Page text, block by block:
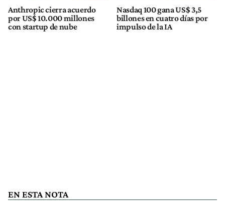
Anthropic cierra acuerdo
por US$ 10.000 millones
con startup de nube
Nasdaq 100 gana US$ 3,5
billones en cuatro días por
impulso de la IA
EN ESTA NOTA